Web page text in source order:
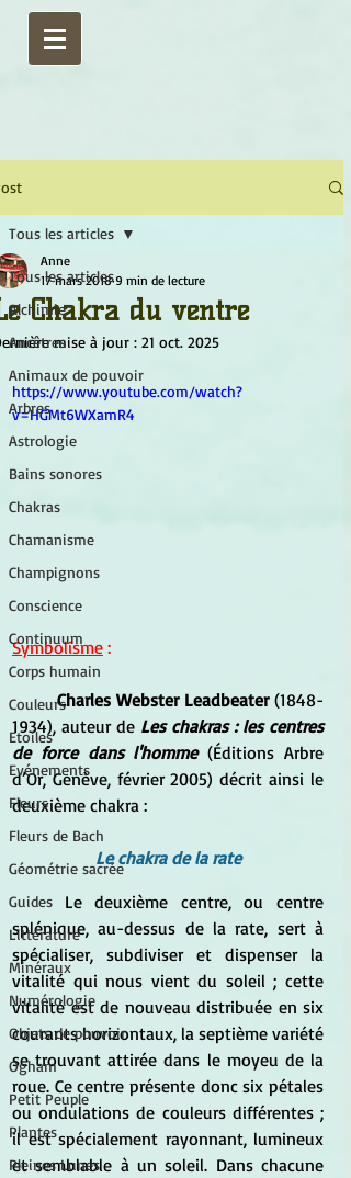
Tous les articles
Alchimie
Ancêtres
Animaux de pouvoir
Arbres
Astrologie
Bains sonores
Chakras
Chamanisme
Champignons
Conscience
Continuum
Corps humain
Couleurs
Etoiles
Evénements
Fleurs
Fleurs de Bach
Géométrie sacrée
Guides
Littérature
Minéraux
Numérologie
Objets de pouvoir
Ogham
Petit Peuple
Plantes
Pleines Lunes
Tous les articles
Chakra du ventre
Anne
17 mars 2018 9 min de lecture
mise à jour : 21 oct. 2025
https://www.youtube.com/watch?
v=HGMt6WXamR4
Symbolisme :
Charles Webster Leadbeater (1848-
1934), auteur de Les chakras : les centres
de force dans l'homme (Éditions Arbre
d’Or, Genève, février 2005) décrit ainsi le
deuxième chakra :
Le chakra de la rate
	Le deuxième centre, ou centre
splénique, au-dessus de la rate, sert à
spécialiser, subdiviser et dispenser la
vitalité qui nous vient du soleil ; cette
vitalité est de nouveau distribuée en six
courants horizontaux, la septième variété
se trouvant attirée dans le moyeu de la
roue. Ce centre présente donc six pétales
ou ondulations de couleurs différentes ;
il est spécialement rayonnant, lumineux
et semblable à un soleil. Dans chacune